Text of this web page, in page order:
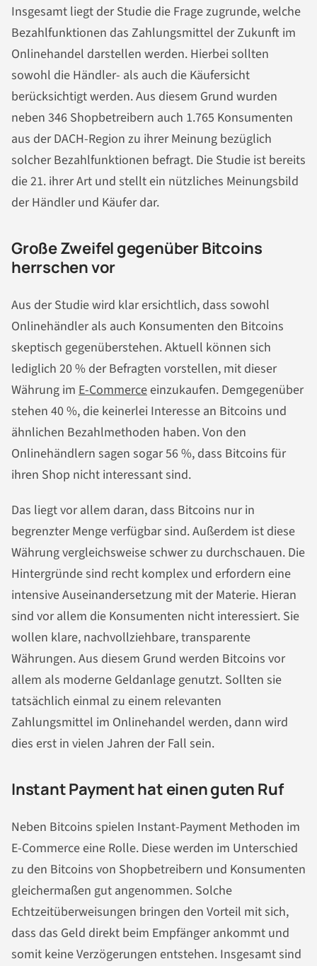
Insgesamt liegt der Studie die Frage zugrunde, welche
Bezahlfunktionen das Zahlungsmittel der Zukunft im
Onlinehandel darstellen werden. Hierbei sollten
sowohl die Händler- als auch die Käufersicht
berücksichtigt werden. Aus diesem Grund wurden
neben 346 Shopbetreibern auch 1.765 Konsumenten
aus der DACH-Region zu ihrer Meinung bezüglich
solcher Bezahlfunktionen befragt. Die Studie ist bereits
die 21. ihrer Art und stellt ein nützliches Meinungsbild
der Händler und Käufer dar.
Große Zweifel gegenüber Bitcoins
herrschen vor
Aus der Studie wird klar ersichtlich, dass sowohl
Onlinehändler als auch Konsumenten den Bitcoins
skeptisch gegenüberstehen. Aktuell können sich
lediglich 20 % der Befragten vorstellen, mit dieser
Währung im E-Commerceeinzukaufen. Demgegenüber
stehen 40 %, die keinerlei Interesse an Bitcoins und
ähnlichen Bezahlmethoden haben. Von den
Onlinehändlern sagen sogar 56 %, dass Bitcoins für
ihren Shop nicht interessant sind.
Das liegt vor allem daran, dass Bitcoins nur in
begrenzter Menge verfügbar sind. Außerdem ist diese
Währung vergleichsweise schwer zu durchschauen. Die
Hintergründe sind recht komplex und erfordern eine
intensive Auseinandersetzung mit der Materie. Hieran
sind vor allem die Konsumenten nicht interessiert. Sie
wollen klare, nachvollziehbare, transparente
Währungen. Aus diesem Grund werden Bitcoins vor
allem als moderne Geldanlage genutzt. Sollten sie
tatsächlich einmal zu einem relevanten
Zahlungsmittel im Onlinehandel werden, dann wird
dies erst in vielen Jahren der Fall sein.
Instant Payment hat einen guten Ruf
Neben Bitcoins spielen Instant-Payment Methoden im
E-Commerce eine Rolle. Diese werden im Unterschied
zu den Bitcoins von Shopbetreibern und Konsumenten
gleichermaßen gut angenommen. Solche
Echtzeitüberweisungen bringen den Vorteil mit sich,
dass das Geld direkt beim Empfänger ankommt und
somit keine Verzögerungen entstehen. Insgesamt sind